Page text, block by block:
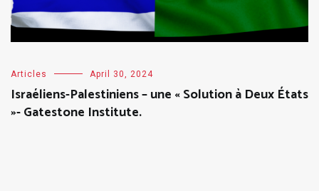
Articles April 30, 2024
Israéliens-Palestiniens – une « Solution à Deux États
»- Gatestone Institute.